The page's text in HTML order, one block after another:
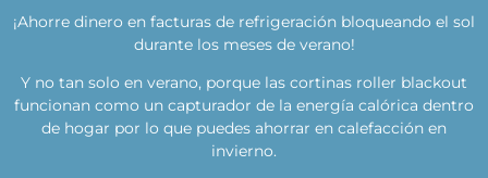
¡Ahorre dinero en facturas de refrigeración bloqueando el sol
durante los meses de verano!
Y no tan solo en verano, porque las cortinas roller blackout
funcionan como un capturador de la energía calórica dentro
de hogar por lo que puedes ahorrar en calefacción en
invierno.